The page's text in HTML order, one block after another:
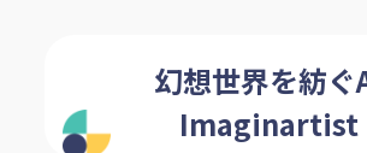
幻想世界を紡ぐ
Imaginartist